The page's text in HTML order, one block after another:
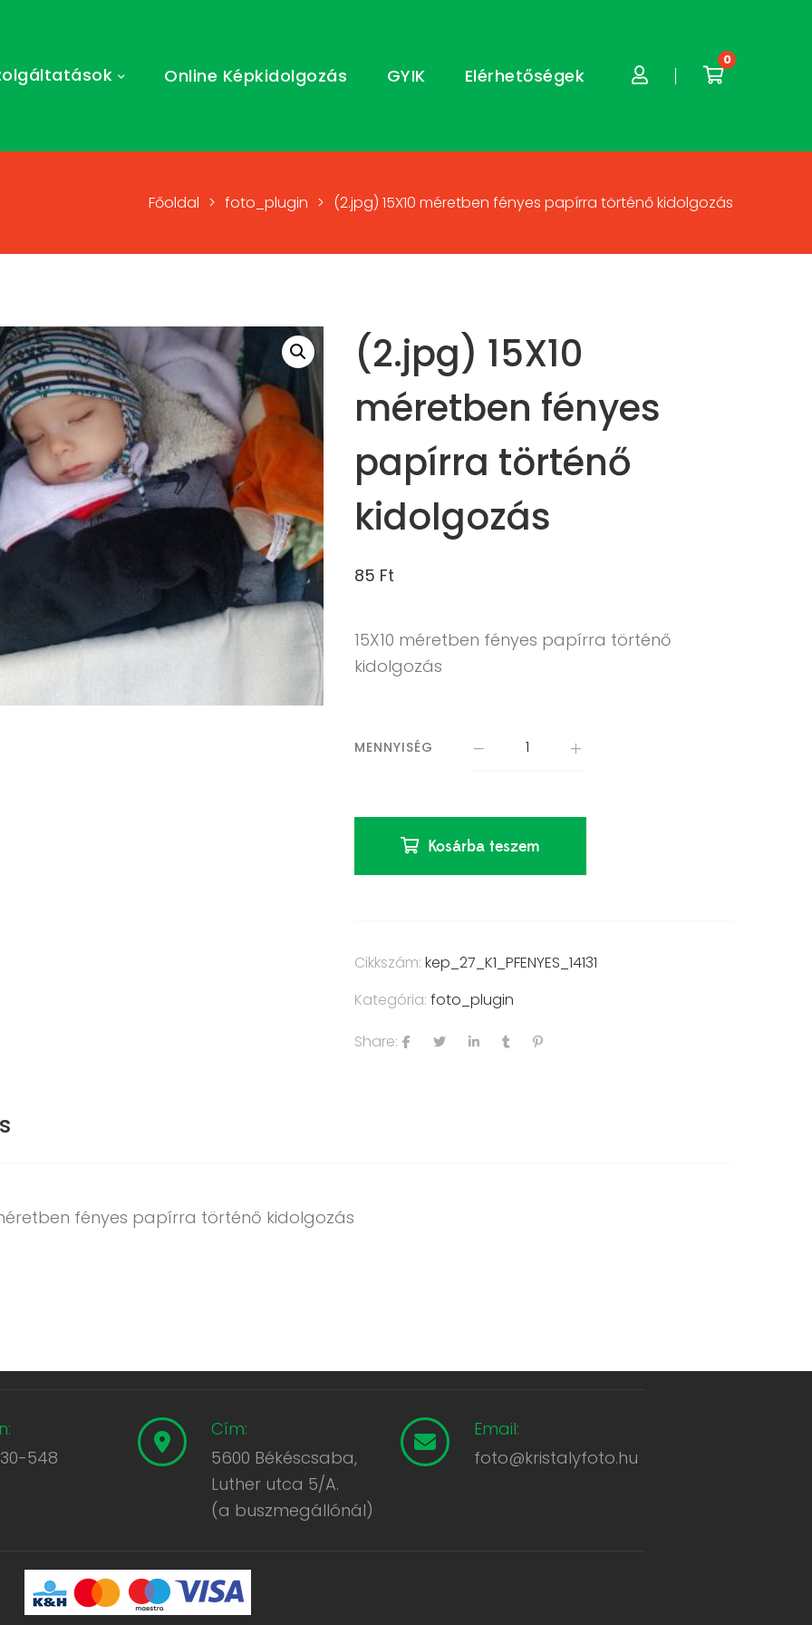
Online Képkidolgozás GYIK Elérhetőségek
0
Főoldal > foto_plugin > (2.jpg) 15X10 méretben fényes papírra történő kidolgozás
(2.jpg) 15X10
méretben fényes
papírra történő
kidolgozás
85 Ft
15X10 méretben fényes papírra történő
kidolgozás
MENNYISÉG
Kosárba teszem
Cikkszám:kep_27_K1_PFENYES_14131
Kategória:foto_plugin
Share:
fényes papírra történő kidolgozás
548
Cím:
5600 Békéscsaba,
Luther utca 5/A.
(a buszmegállónál)
Email:
foto@kristalyfoto.hu